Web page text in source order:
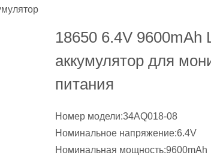
18650 6.4V 9600mAh
аккумулятор для
питания
Номер модели:34AQ018-08
Номинальное напряжение:6.4V
Номинальная мощность:9600mAh